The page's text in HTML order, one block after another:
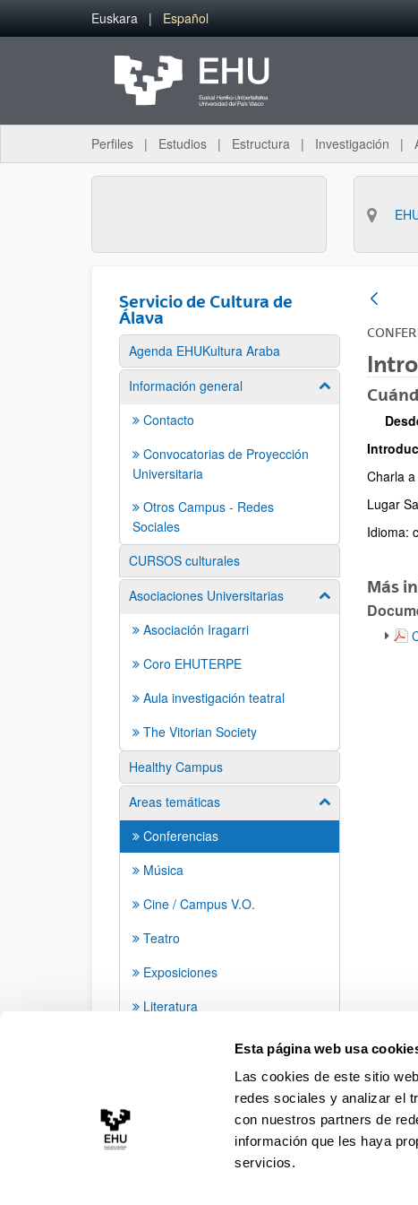
Esta página web usa
Las cookies de este sitio
redes sociales y analizar el
con nuestros partners de
información que les haya
servicios.
Saltar al contenido principal
Euskara Español
Perfiles Estudios Estructura Investigación
Servicio de Cultura de
Álava
Agenda EHUKultura Araba
Información general
Mostrar/ocultar
Contacto
Convocatorias de Proyección
Universitaria
Otros Campus - Redes
Sociales
CURSOS culturales
Asociaciones Universitarias
Mostrar/ocultar
Asociación Iragarri
Coro EHUTERPE
Aula investigación teatral
The Vitorian Society
Healthy Campus
Areas temáticas
Mostrar/ocultar
Conferencias
Música
Cine / Campus V.O.
Teatro
Exposiciones
Literatura
Charla
Lugar
Idioma:
Más